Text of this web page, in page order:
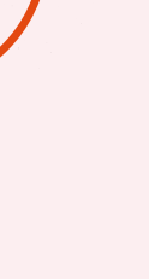
der
dass
denn als
ist es
die
und in